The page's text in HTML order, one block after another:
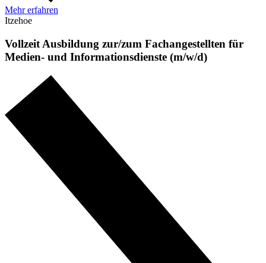
Mehr erfahren
Itzehoe
Vollzeit Ausbildung zur/zum Fachangestellten für
Medien- und Informationsdienste (m/w/d)